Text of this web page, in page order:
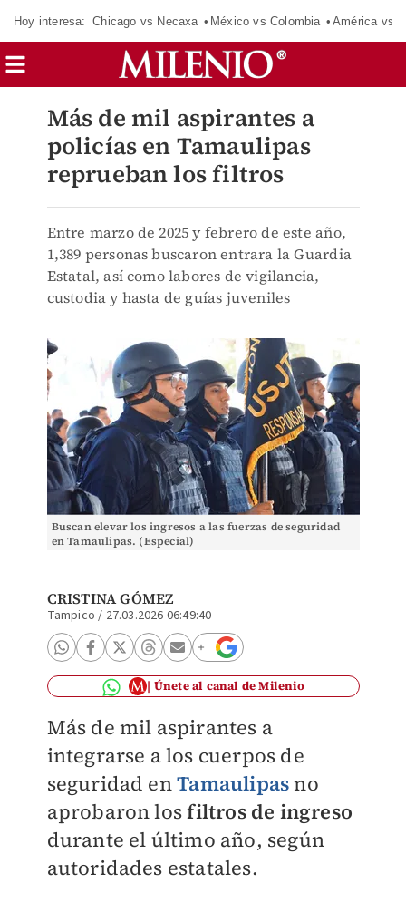
Hoy interesa: Chicago vs Necaxa México vs Colombia América vs
Más de mil aspirantes a
policías en Tamaulipas
reprueban los filtros
Entre marzo de 2025 y febrero de este año,
1,389 personas buscaron entrara la Guardia
Estatal, así como labores de vigilancia,
custodia y hasta de guías juveniles
Buscan elevar los ingresos a las fuerzas de seguridad
en Tamaulipas. (Especial)
CRISTINA GÓMEZ
Tampico / 27.03.2026 06:49:40
Únete al canal de Milenio
Más de mil aspirantes a
integrarse a los cuerpos de
seguridad enTamaulipasno
aprobaron losfiltros de ingreso
durante el último año, según
autoridades estatales.